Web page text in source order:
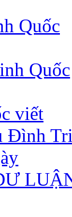
Quốc
Quốc
viết
Đình